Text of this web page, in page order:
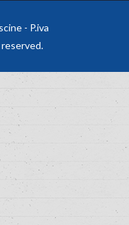
- P.iva